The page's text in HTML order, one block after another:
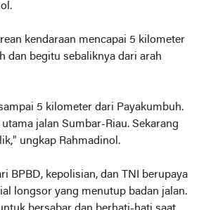
kendaraan mencapai 5 kilometer
dan begitu sebaliknya dari arah
5 kilometer dari Payakumbuh.
jalan Sumbar-Riau. Sekarang
ungkap Rahmadinol.
BPBD, kepolisian, dan TNI berupaya
longsor yang menutup badan jalan.